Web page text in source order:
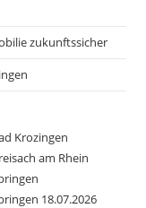
zukunftssicher
Krozingen
am Rhein
18.07.2026